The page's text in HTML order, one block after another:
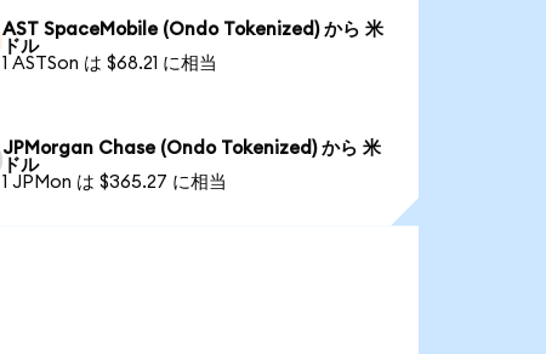
AST SpaceMobile (Ondo Tokenized) から 米
ドル
1 ASTSon は $68.21 に相当
JPMorgan Chase (Ondo Tokenized) から 米
ドル
1 JPMon は $365.27 に相当